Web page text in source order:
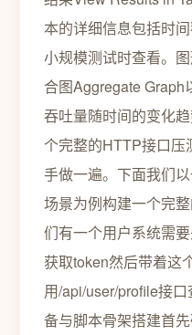
本的详细信息包括时
小规模测试时查看。
合图Aggregate Graph
吞吐量随时间的变化
个完整的HTTP接口压
手做一遍。下面我们
场景为例构建一个完
们有一个用户系统需
获取token然后带着这
用/api/user/profile接
备与脚本骨架搭建首